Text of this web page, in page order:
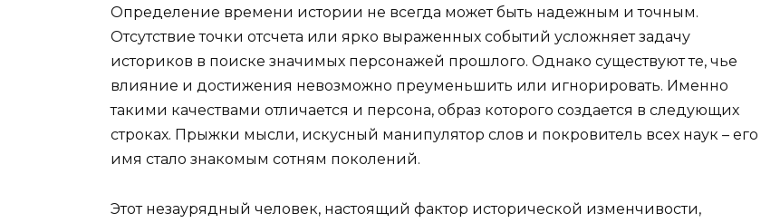
Определение времени истории не всегда может быть надежным и точным.
Отсутствие точки отсчета или ярко выраженных событий усложняет задачу
историков в поиске значимых персонажей прошлого. Однако существуют те, чье
влияние и достижения невозможно преуменьшить или игнорировать. Именно
такими качествами отличается и персона, образ которого создается в следующих
строках. Прыжки мысли, искусный манипулятор слов и покровитель всех наук – его
имя стало знакомым сотням поколений.
Этот незаурядный человек, настоящий фактор исторической изменчивости,